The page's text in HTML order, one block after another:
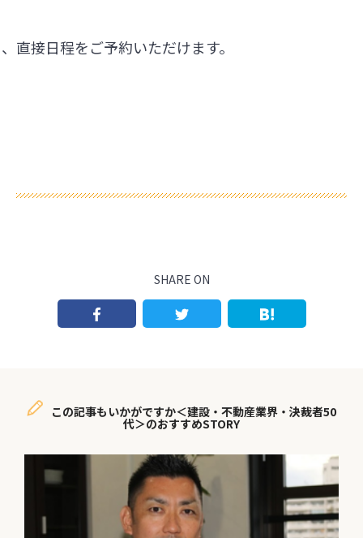
直接日程をご予約いただけます。
SHARE ON
この記事もいかがですか＜建設・不動産業界・決裁者50
代＞のおすすめSTORY